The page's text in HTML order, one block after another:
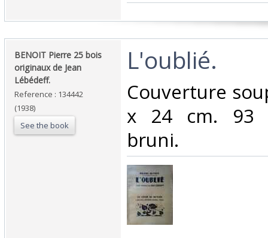
‎BENOIT Pierre 25 bois
originaux de Jean
Lébédeff.‎
Reference : 134442
(1938)
See the book
‎L'oublié.‎
‎Couverture
x 24 cm. 93
bruni.‎